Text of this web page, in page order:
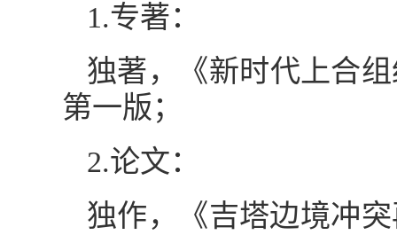
1.专著：
独著，《新时代上合
第一版；
2.论文：
独作，《吉塔边境冲